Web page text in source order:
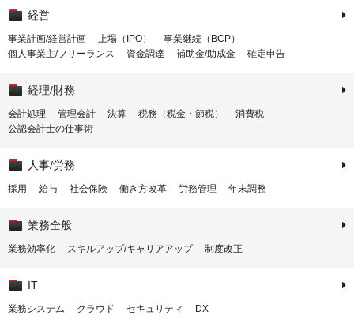
経営
事業計画/経営計画 上場（IPO）
事業継続（BCP）
個人事業主/フリーランス
資金調達 補助金/助成金 確定申告
経理/財務
会計処理 管理会計 決算 税務（税金・節税）
消費税
公認会計士の仕事術
人事/労務
採用 給与 社会保険 働き方改革 労務管理 年末調整
業務全般
業務効率化 スキルアップ/キャリアアップ 制度改正
IT
業務システム クラウド セキュリティ DX